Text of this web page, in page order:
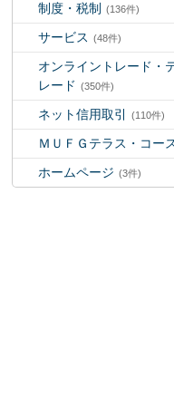
制度・税制 (136件)
サービス (48件)
オンライントレード・
レード (350件)
ネット信用取引 (110件)
ＭＵＦＧテラス・コー
ホームページ (3件)